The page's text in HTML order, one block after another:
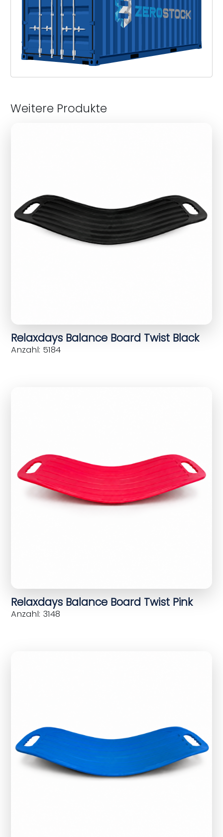
Weitere Produkte
Relaxdays Balance Board Twist Black
Anzahl: 5184
Relaxdays Balance Board Twist Pink
Anzahl: 3148